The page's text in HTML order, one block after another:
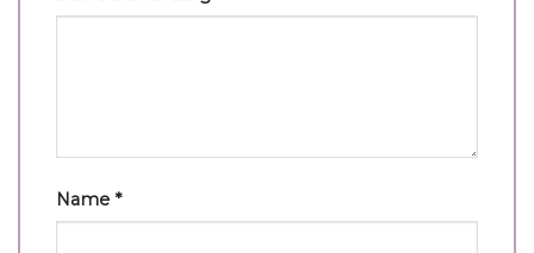
Name *